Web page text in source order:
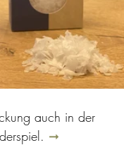
auch in der
➞